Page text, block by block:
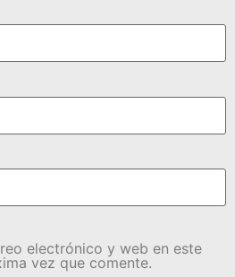
electrónico y web en este
vez que comente.